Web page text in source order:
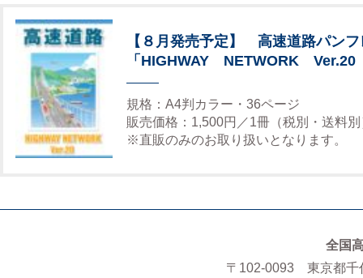
【８月発売予定】 高速道路パンフ
「HIGHWAY NETWORK Ver.20
規格：A4判カラー・36ページ
販売価格：1,500円／1冊（税別・送料別
※直販のみのお取り扱いとなります。
全国
〒102-0093 東京都千